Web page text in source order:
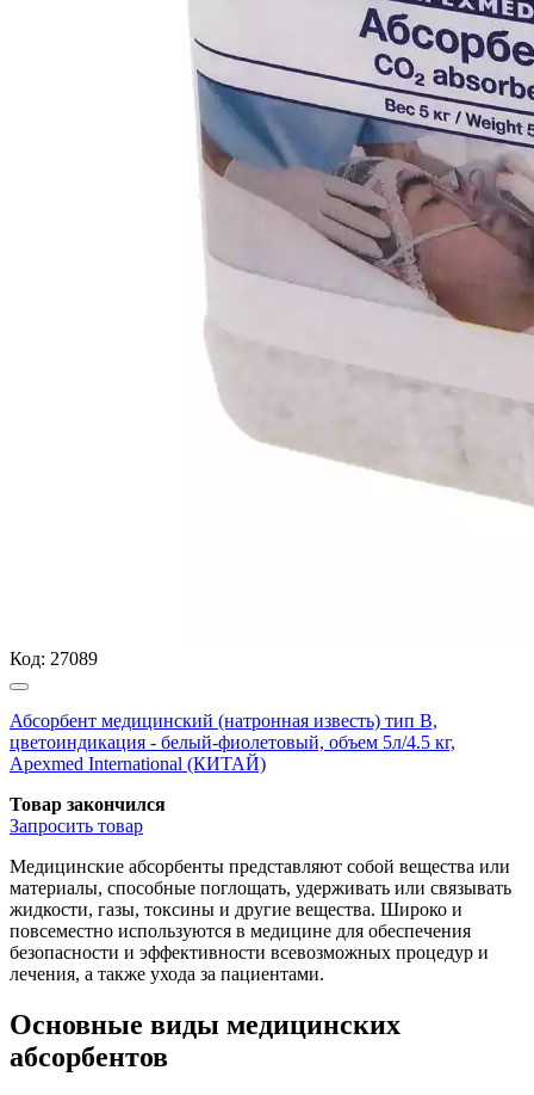
Код: 27089
Абсорбент медицинский (натронная известь) тип В,
цветоиндикация - белый-фиолетовый, объем 5л/4.5 кг,
Apexmed International (КИТАЙ)
Товар закончился
Запросить товар
Медицинские абсорбенты представляют собой вещества или
материалы, способные поглощать, удерживать или связывать
жидкости, газы, токсины и другие вещества. Широко и
повсеместно используются в медицине для обеспечения
безопасности и эффективности всевозможных процедур и
лечения, а также ухода за пациентами.
Основные виды медицинских
абсорбентов